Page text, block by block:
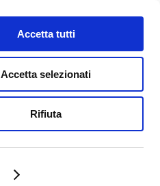
Accetta tutti
Accetta selezionati
Rifiuta